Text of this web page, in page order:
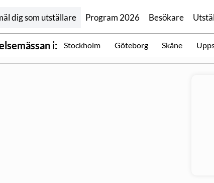
dig som utställare Program 2026 Besökare
i: Stockholm Göteborg Skåne